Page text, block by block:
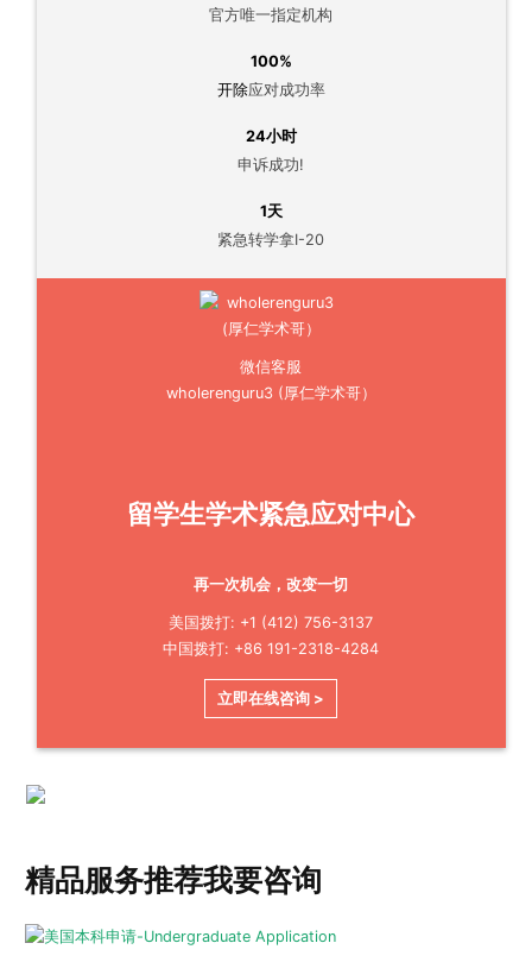
官方唯一指定机构
100%
开除应对成功率
24小时
申诉成功!
1天
紧急转学拿I-20
微信客服
wholerenguru3 (厚仁学术哥）
留学生学术紧急应对中心
再一次机会，改变一切
美国拨打: +1 (412) 756-3137
中国拨打: +86 191-2318-4284
立即在线咨询 >
精品服务推荐我要咨询